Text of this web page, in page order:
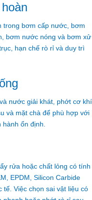
trong bơm cấp nước, bơm
bơm nước nóng và bơm xử
hạn chế rò rỉ và duy trì
nước giải khát, phớt cơ khí
và mặt chà để phù hợp với
ổn định.
rửa hoặc chất lỏng có tính
EPDM, Silicon Carbide
tế. Việc chọn sai vật liệu có